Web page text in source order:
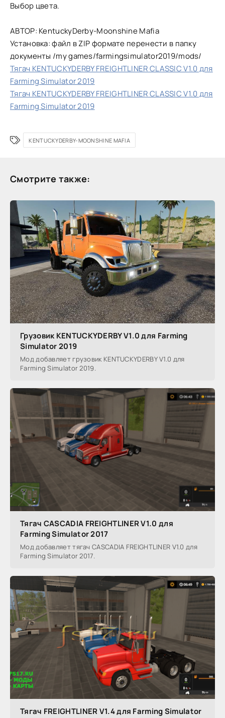
Выбор цвета.
АВТОР: KentuckyDerby-Moonshine Mafia
Установка: файл в ZIP формате перенести в папку
документы /my games/farmingsimulator2019/mods/
Тягач KENTUCKYDERBY FREIGHTLINER CLASSIC V1.0 для
Farming Simulator 2019
Тягач KENTUCKYDERBY FREIGHTLINER CLASSIC V1.0 для
Farming Simulator 2019
KENTUCKYDERBY-MOONSHINE MAFIA
Смотрите также:
Грузовик KENTUCKYDERBY V1.0 для Farming
Simulator 2019
Мод добавляет грузовик KENTUCKYDERBY V1.0 для
Farming Simulator 2019.
Тягач CASCADIA FREIGHTLINER V1.0 для
Farming Simulator 2017
Мод добавляет тягач CASCADIA FREIGHTLINER V1.0 для
Farming Simulator 2017.
Тягач FREIGHTLINER V1.4 для Farming Simulator